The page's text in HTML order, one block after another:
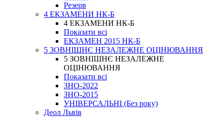
Резерв
4 ЕКЗАМЕНИ НК-Б
4 ЕКЗАМЕНИ НК-Б
Показати всі
ЕКЗАМЕН 2015 НК-Б
5 ЗОВНІШНЄ НЕЗАЛЕЖНЕ ОЦІНЮВАННЯ
5 ЗОВНІШНЄ НЕЗАЛЕЖНЕ
ОЦІНЮВАННЯ
Показати всі
ЗНО-2022
ЗНО-2015
УНІВЕРСАЛЬНІ (Без року)
Деол Львів